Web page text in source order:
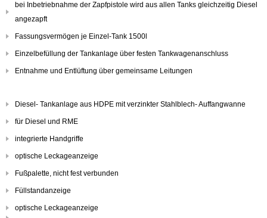
bei Inbetriebnahme der Zapfpistole wird aus allen Tanks gleichzeitig Diesel
angezapft
Fassungsvermögen je Einzel-Tank 1500l
Einzelbefüllung der Tankanlage über festen Tankwagenanschluss
Entnahme und Entlüftung über gemeinsame Leitungen
Diesel- Tankanlage aus HDPE mit verzinkter Stahlblech- Auffangwanne
für Diesel und RME
integrierte Handgriffe
optische Leckageanzeige
Fußpalette, nicht fest verbunden
Füllstandanzeige
optische Leckageanzeige